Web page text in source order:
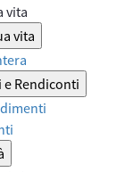
vita
vita
e Rendiconti